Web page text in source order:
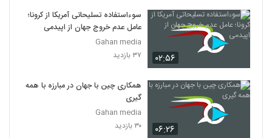
۰۲:۵۶
سوءاستفاده تسلیحاتی آمریکا از کرونا؛
عامل عدم خروج جهان از اپیدمی
Gahan media
۳۷ بازدید
۰۶:۲۶
همکاری چین با جهان در مبارزه با همه
گیری
Gahan media
۳۰ بازدید